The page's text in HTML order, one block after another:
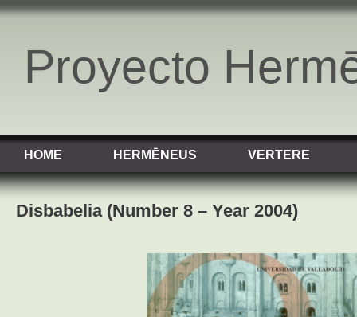
Proyecto
HOME HERMĒNEUS VERTERE
Disbabelia (Number 8 – Year 2004)